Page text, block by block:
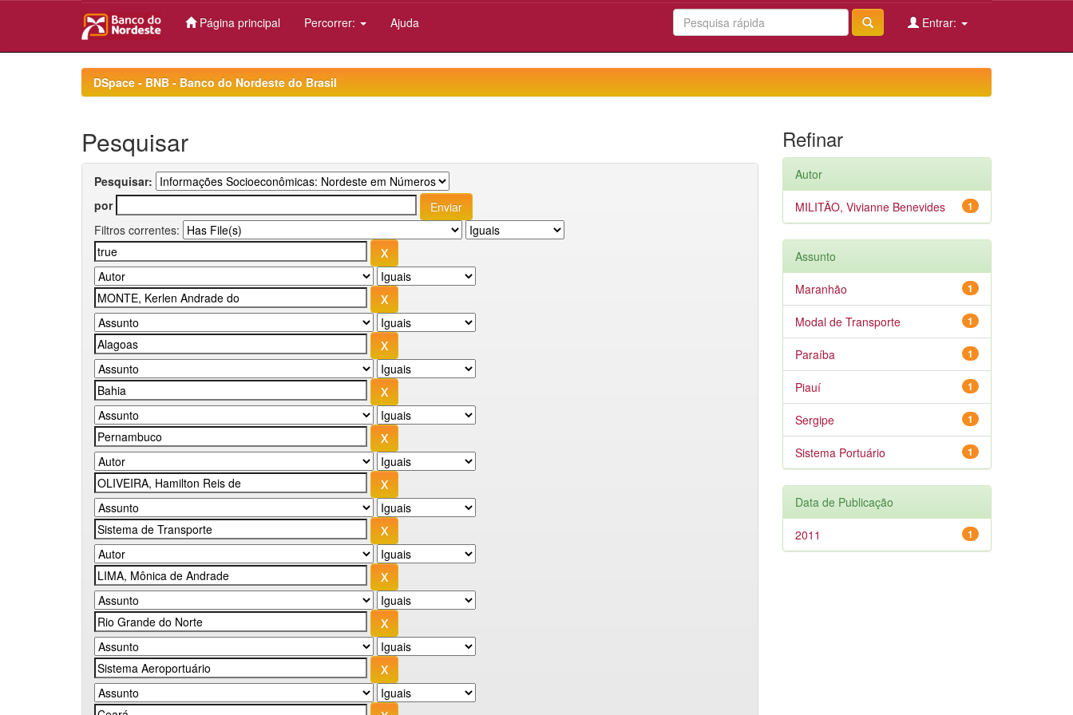
Página principal Percorrer: Ajuda Entrar:
DSpace - BNB - Banco do Nordeste do Brasil
Pesquisar
Pesquisar:
por
Filtros correntes:
Refinar
Autor
1
MILITÃO, Vivianne Benevides
Assunto
1
Maranhão
1
Modal de Transporte
1
Paraíba
1
Piauí
1
Sergipe
1
Sistema Portuário
Data de Publicação
1
2011